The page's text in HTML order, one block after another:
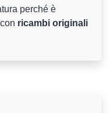
perché è
ricambi originali